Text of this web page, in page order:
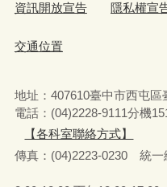
資訊開放宣告 隱私權宣
交通位置
地址：407610臺中市西屯
電話：(04)2228-9111分機
【各科室聯絡方式】
傳真：(04)2223-0230 統一
服務時